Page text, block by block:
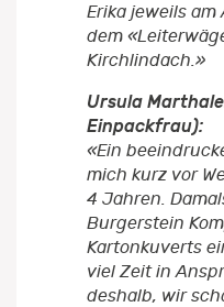
Erika jeweils
dem
Kirchlindach.»
Ursula
Einpackfrau):
«Ein
mich kurz vor
4 Jahren.
Burgerstein
Kartonkuverts
viel Zeit in
deshalb, wir